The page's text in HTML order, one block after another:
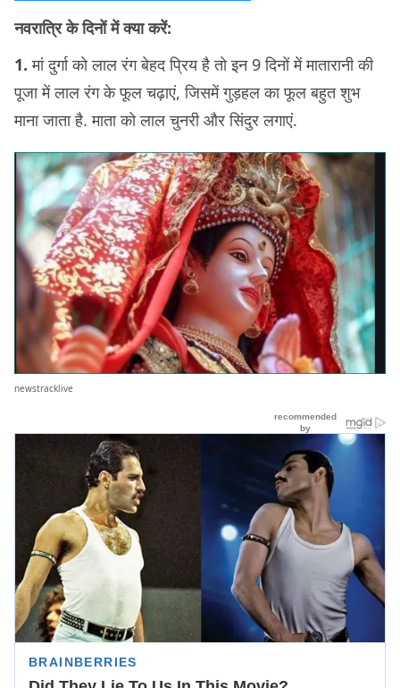
नवरात्रि के दिनों में क्या करें:
1.मां दुर्गा को लाल रंग बेहद प्रिय है तो इन 9 दिनों में मातारानी की
पूजा में लाल रंग के फूल चढ़ाएं, जिसमें गुड़हल का फूल बहुत शुभ
माना जाता है. माता को लाल चुनरी और सिंदुर लगाएं.
newstracklive